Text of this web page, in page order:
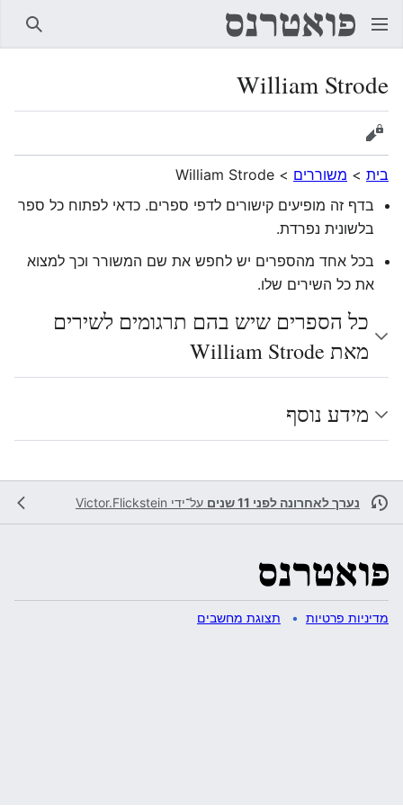
William Strode
הצגת מקור
בית > משוררים >
William Strode
בדף זה מופיעים קישורים לדפי ספרים. כדאי לפתוח כל ספר
בלשונית נפרדת.
בכל אחד מהספרים יש לחפש את שם המשורר וכך למצוא
את כל השירים שלו.
כל הספרים שיש בהם תרגומים לשירים
מאת William Strode
מידע נוסף
נערך לאחרונה לפני 11 שנים על־ידי Victor.Flickstein
מדיניות פרטיות תצוגת מחשבים